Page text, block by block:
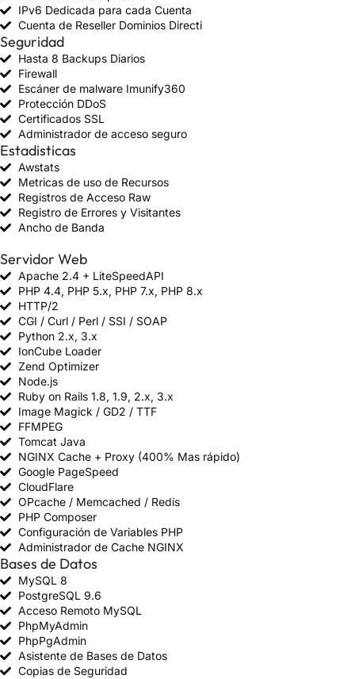
IPv6 Dedicada para cada Cuenta
Cuenta de Reseller Dominios Directi
Seguridad
Hasta 8 Backups Diarios
Firewall
Escáner de malware Imunify360
Protección DDoS
Certificados SSL
Administrador de acceso seguro
Estadisticas
Awstats
Metricas de uso de Recursos
Registros de Acceso Raw
Registro de Errores y Visitantes
Ancho de Banda
Servidor Web
Apache 2.4 + LiteSpeedAPI
PHP 4.4, PHP 5.x, PHP 7.x, PHP 8.x
HTTP/2
CGI / Curl / Perl / SSI / SOAP
Python 2.x, 3.x
IonCube Loader
Zend Optimizer
Node.js
Ruby on Rails 1.8, 1.9, 2.x, 3.x
Image Magick / GD2 / TTF
FFMPEG
Tomcat Java
NGINX Cache + Proxy (400% Mas rápido)
Google PageSpeed
CloudFlare
OPcache / Memcached / Redis
PHP Composer
Configuración de Variables PHP
Administrador de Cache NGINX
Bases de Datos
MySQL 8
PostgreSQL 9.6
Acceso Remoto MySQL
PhpMyAdmin
PhpPgAdmin
Asistente de Bases de Datos
Copias de Seguridad